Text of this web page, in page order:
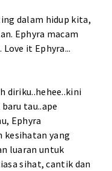
dalam hidup kita,
Ephyra macam
it Ephyra...
diriku..hehee..kini
tau..ape
Ephyra
kesihatan yang
luaran untuk
sihat, cantik dan